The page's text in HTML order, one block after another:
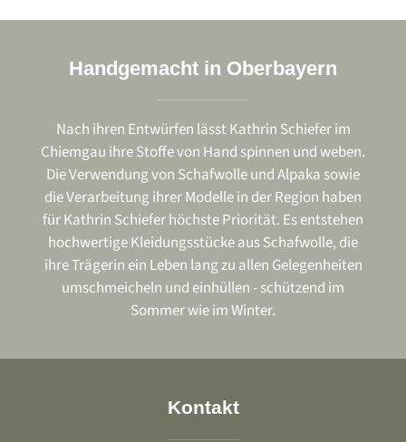
Handgemacht in Oberbayern
Nach ihren Entwürfen lässt Kathrin Schiefer im
Chiemgau ihre Stoffe von Hand spinnen und weben.
Die Verwendung von Schafwolle und Alpaka sowie
die Verarbeitung ihrer Modelle in der Region haben
für Kathrin Schiefer höchste Priorität. Es entstehen
hochwertige Kleidungsstücke aus Schafwolle, die
ihre Trägerin ein Leben lang zu allen Gelegenheiten
umschmeicheln und einhüllen - schützend im
Sommer wie im Winter.
Kontakt